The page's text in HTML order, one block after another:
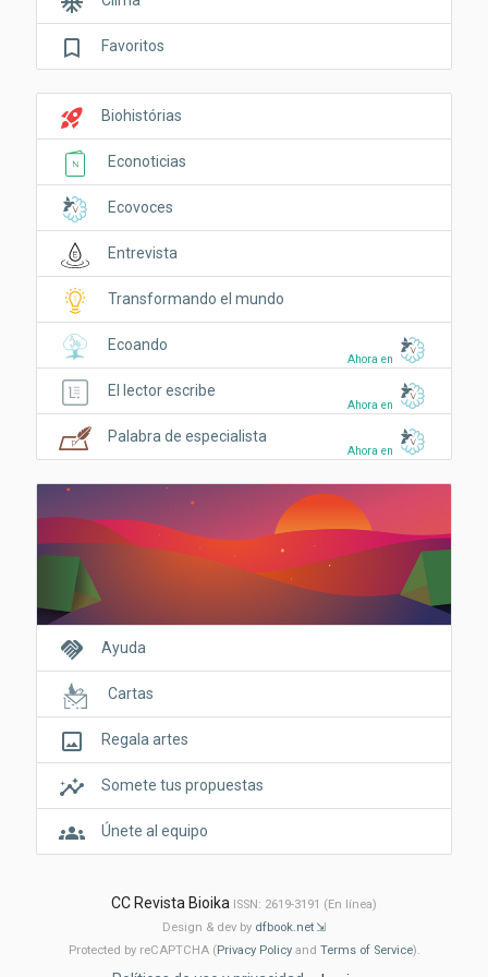
bookmark_border Favoritos
rocket_launch Biohistórias
Econoticias
Ecovoces
Entrevista
Transformando el mundo
Ahora en
Ecoando
Ahora en
El lector escribe
Ahora en
Palabra de especialista
handshake Ayuda
Cartas
crop_original Regala artes
insights Somete tus propuestas
groups Únete al equipo
CC Revista Bioika ISSN: 2619-3191 (En línea)
Design & dev by dfbook.net
Protected by reCAPTCHA ( Privacy Policyand Terms of Service).